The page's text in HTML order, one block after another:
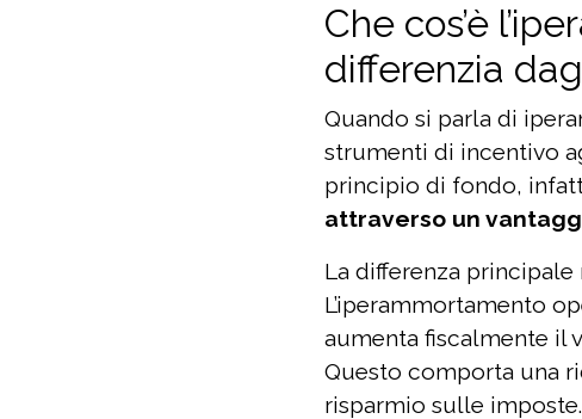
Che cos’è
differenzia
Quando si parla di
strumenti di incentivo
principio di fondo,
attraverso un
La differenza
L’iperammortamento
aumenta fiscalmente il
Questo comporta una
risparmio sulle imposte.